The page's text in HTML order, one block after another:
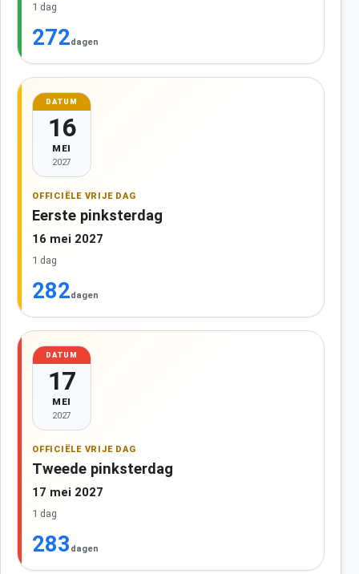
1 dag
272dagen
DATUM
16
MEI
2027
OFFICIËLE VRIJE DAG
Eerste pinksterdag
16 mei 2027
1 dag
282dagen
DATUM
17
MEI
2027
OFFICIËLE VRIJE DAG
Tweede pinksterdag
17 mei 2027
1 dag
283 dagen